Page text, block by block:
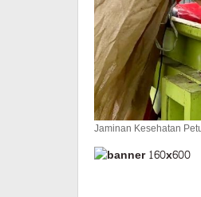
Jaminan Kesehatan